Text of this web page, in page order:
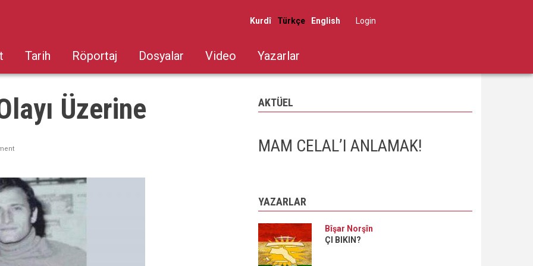
Kurdî Türkçe English
User
menu
Log in
Tarih Röportaj Dosyalar Video Yazarlar
Üzerine AKTÜEL
MAM CELAL’I ANLAMAK!
YAZARLAR
Bîşar Norşîn
ÇI BIKIN?